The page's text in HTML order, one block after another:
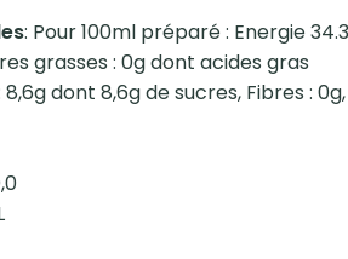
: Pour 100ml préparé : Energie 34.3
grasses : 0g dont acides gras
dont 8,6g de sucres, Fibres : 0g,